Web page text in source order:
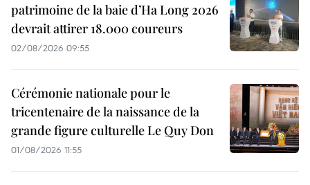
patrimoine de la baie d’Ha Long 2026
devrait attirer 18.000 coureurs
02/08/2026 09:55
Cérémonie nationale pour le
tricentenaire de la naissance de la
grande figure culturelle Le Quy Don
01/08/2026 11:55